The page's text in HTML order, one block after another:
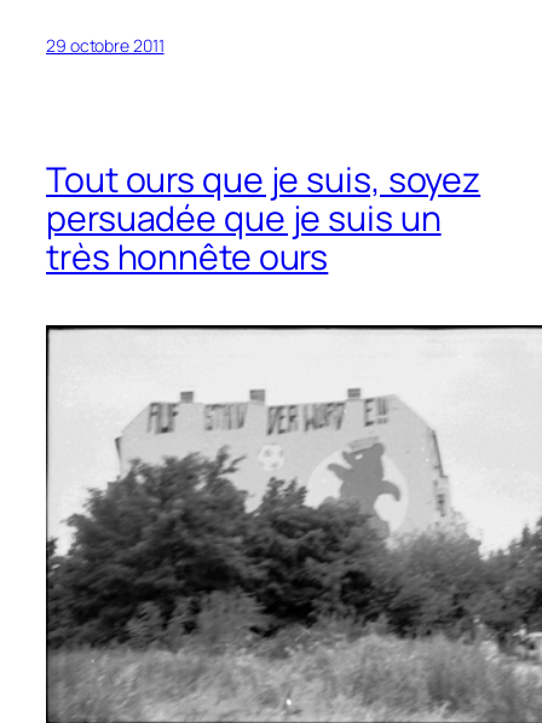
29 octobre 2011
Tout ours que je suis, soyez
persuadée que je suis un
très honnête ours